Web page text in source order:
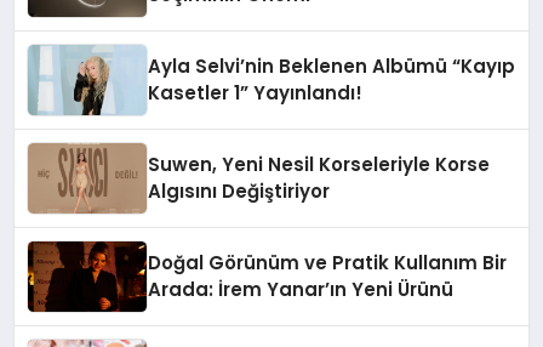
Ayla Selvi’nin Beklenen Albümü “Kayıp
Kasetler 1” Yayınlandı!
Suwen, Yeni Nesil Korseleriyle Korse
Algısını Değiştiriyor
Doğal Görünüm ve Pratik Kullanım Bir
Arada: İrem Yanar’ın Yeni Ürünü